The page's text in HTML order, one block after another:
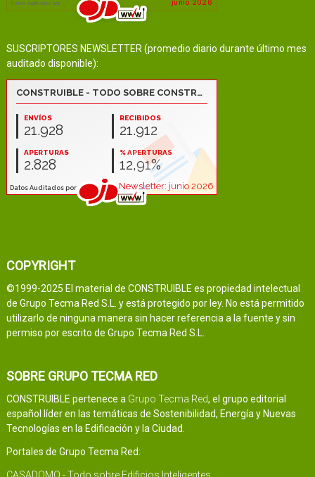
SUSCRIPTORES NEWSLETTER (promedio diario durante último mes
auditado disponible):
COPYRIGHT
©1999-2025 El material de CONSTRUIBLE es propiedad intelectual
de Grupo Tecma Red S.L. y está protegido por ley. No está permitido
utilizarlo de ninguna manera sin hacer referencia a la fuente y sin
permiso por escrito de Grupo Tecma Red S.L.
SOBRE GRUPO TECMA RED
CONSTRUIBLE pertenece a Grupo Tecma Red, el grupo editorial
español líder en las temáticas de Sostenibilidad, Energía y Nuevas
Tecnologías en la Edificación y la Ciudad.
Portales de Grupo Tecma Red:
CASADOMO - Todo sobre Edificios Inteligentes